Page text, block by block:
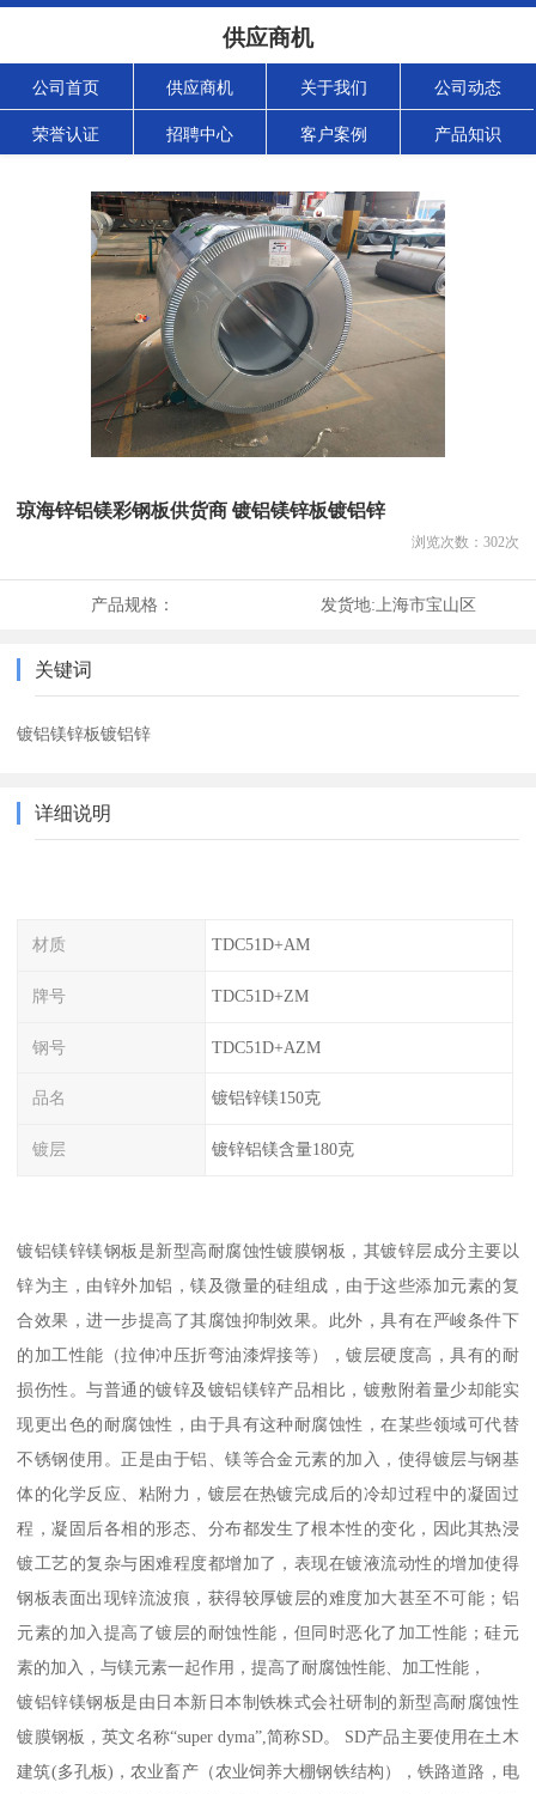
供应商机
公司首页 供应商机 关于我们 公司动态
荣誉认证 招聘中心 客户案例 产品知识
琼海锌铝镁彩钢板供货商 镀铝镁锌板镀铝锌
浏览次数： 302次
产品规格： 发货地: 上海市宝山区
关键词
镀铝镁锌板镀铝锌
详细说明
材质 TDC51D+AM
牌号 TDC51D+ZM
钢号 TDC51D+AZM
品名 镀铝锌镁150克
镀层 镀锌铝镁含量180克
镀铝镁锌镁钢板是新型高耐腐蚀性镀膜钢板，其镀锌层成分主要以
锌为主，由锌外加铝，镁及微量的硅组成，由于这些添加元素的复
合效果，进一步提高了其腐蚀抑制效果。此外，具有在严峻条件下
的加工性能（拉伸冲压折弯油漆焊接等），镀层硬度高，具有的耐
损伤性。与普通的镀锌及镀铝镁锌产品相比，镀敷附着量少却能实
现更出色的耐腐蚀性，由于具有这种耐腐蚀性，在某些领域可代替
不锈钢使用。正是由于铝、镁等合金元素的加入，使得镀层与钢基
体的化学反应、粘附力，镀层在热镀完成后的冷却过程中的凝固过
程，凝固后各相的形态、分布都发生了根本性的变化，因此其热浸
镀工艺的复杂与困难程度都增加了，表现在镀液流动性的增加使得
钢板表面出现锌流波痕，获得较厚镀层的难度加大甚至不可能；铝
元素的加入提高了镀层的耐蚀性能，但同时恶化了加工性能；硅元
素的加入，与镁元素一起作用，提高了耐腐蚀性能、加工性能，
镀铝锌镁钢板是由日本新日本制铁株式会社研制的新型高耐腐蚀性
镀膜钢板，英文名称“super dyma”,简称SD。 SD产品主要使用在土木
建筑(多孔板)，农业畜产（农业饲养大棚钢铁结构），铁路道路，电